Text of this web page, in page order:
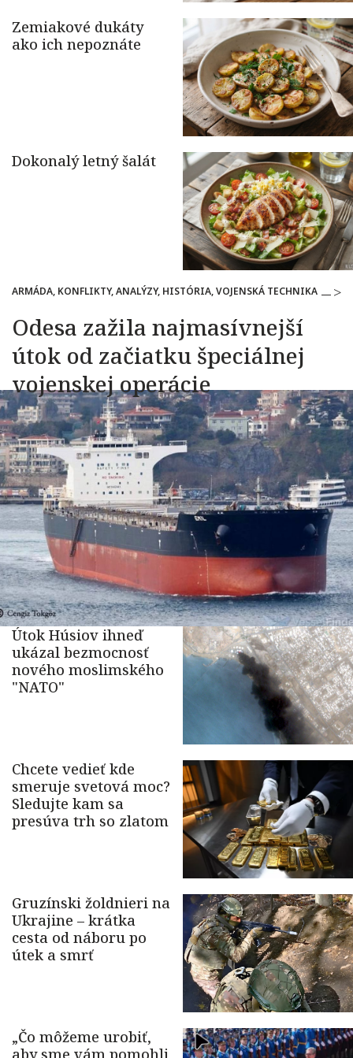
ARMÁDA, KONFLIKTY, ANALÝZY, HISTÓRIA, VOJENSKÁ TECHNIKA